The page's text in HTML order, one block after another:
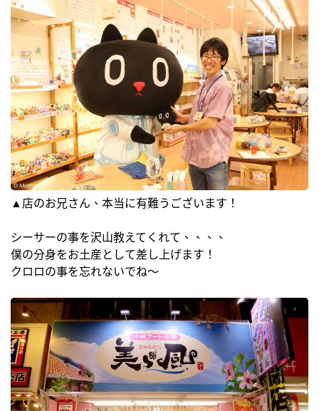
▲店のお兄さん、本当に有難うございます！
シーサーの事を沢山教えてくれて、、、、
僕の分身をお土産として差し上げます！
クロロの事を忘れないでね～